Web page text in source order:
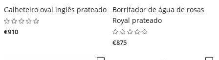
Galheteiro oval inglês prateado
€910
Borrifador de água de rosas
Royal prateado
€875